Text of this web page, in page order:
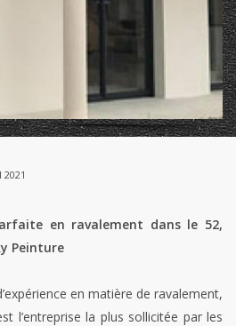
en ravalement dans le 52,
Peinture
en matière de ravalement,
l’entreprise la plus sollicitée par les